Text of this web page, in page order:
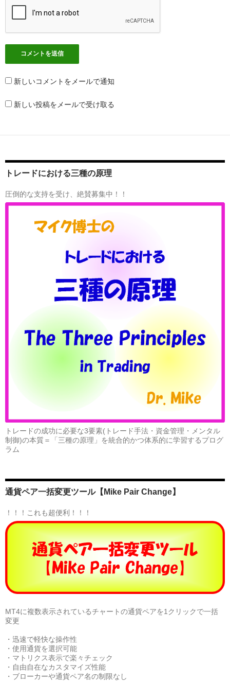
新しいコメントをメールで通知
新しい投稿をメールで受け取る
トレードにおける三種の原理
圧倒的な支持を受け、絶賛募集中！！
トレードの成功に必要な3要素(トレード手法・資金管理・メンタル
制御)の本質＝「三種の原理」を統合的かつ体系的に学習するプログ
ラム
通貨ペア一括変更ツール【Mike Pair Change】
！！！これも超便利！！！
MT4に複数表示されているチャートの通貨ペアを1クリックで一括
変更
・迅速で軽快な操作性
・使用通貨を選択可能
・マトリクス表示で楽々チェック
・自由自在なカスタマイズ性能
・ブローカーや通貨ペア名の制限なし